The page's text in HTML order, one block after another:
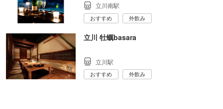
立川南駅
おすすめ 外飲み
立川 牡蠣basara
立川駅
おすすめ 外飲み